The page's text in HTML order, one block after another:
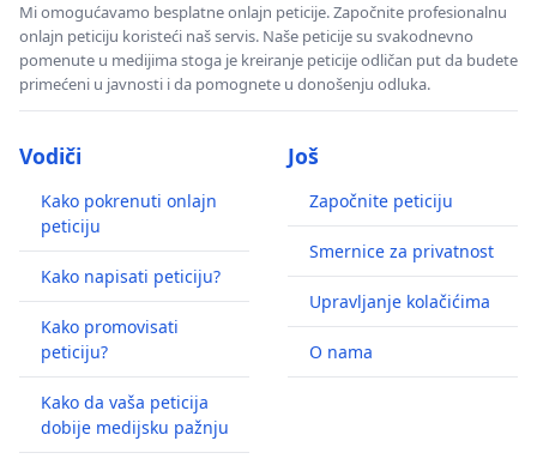
Mi omogućavamo besplatne onlajn peticije. Započnite profesionalnu
onlajn peticiju koristeći naš servis. Naše peticije su svakodnevno
pomenute u medijima stoga je kreiranje peticije odličan put da budete
primećeni u javnosti i da pomognete u donošenju odluka.
Vodiči
Kako pokrenuti onlajn
peticiju
Kako napisati peticiju?
Kako promovisati
peticiju?
Kako da vaša peticija
dobije medijsku pažnju
Još
Započnite peticiju
Smernice za privatnost
Upravljanje kolačićima
O nama